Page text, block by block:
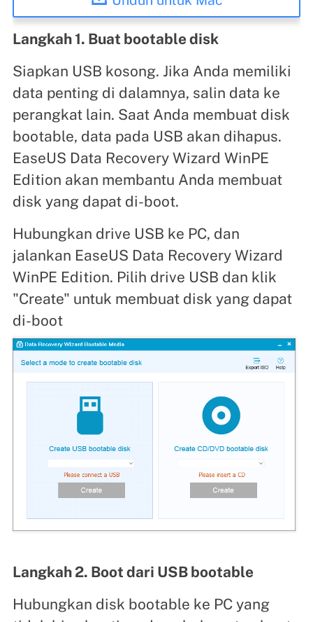
Langkah 1. Buat bootable disk
Siapkan USB kosong. Jika Anda memiliki
data penting di dalamnya, salin data ke
perangkat lain. Saat Anda membuat disk
bootable, data pada USB akan dihapus.
EaseUS Data Recovery Wizard WinPE
Edition akan membantu Anda membuat
disk yang dapat di-boot.
Hubungkan drive USB ke PC, dan
jalankan EaseUS Data Recovery Wizard
WinPE Edition. Pilih drive USB dan klik
"Create" untuk membuat disk yang dapat
di-boot
Langkah 2. Boot dari USB bootable
Hubungkan disk bootable ke PC yang